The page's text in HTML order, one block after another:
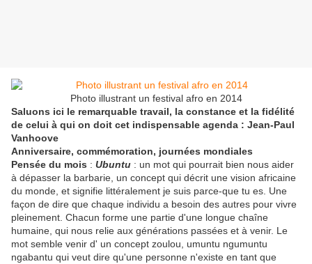
Photo illustrant un festival afro en 2014
Saluons ici le remarquable travail, la constance et la fidélité
de celui à qui on doit cet indispensable agenda : Jean-Paul
Vanhoove
Anniversaire, commémoration, journées mondiales
Pensée du mois : Ubuntu : un mot qui pourrait bien nous aider
à dépasser la barbarie, un concept qui décrit une vision africaine
du monde, et signifie littéralement je suis parce-que tu es. Une
façon de dire que chaque individu a besoin des autres pour vivre
pleinement. Chacun forme une partie d'une longue chaîne
humaine, qui nous relie aux générations passées et à venir. Le
mot semble venir d' un concept zoulou, umuntu ngumuntu
ngabantu qui veut dire qu'une personne n'existe en tant que